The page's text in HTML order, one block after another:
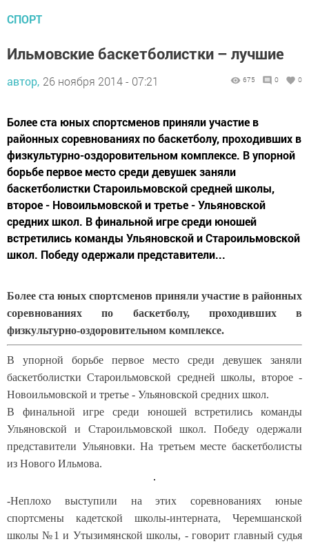
СПОРТ
Ильмовские баскетболистки – лучшие
автор, 26 ноября 2014 - 07:21 675 0 0
Более ста юных спортсменов приняли участие в
районных соревнованиях по баскетболу, проходивших в
физкультурно-оздоровительном комплексе. В упорной
борьбе первое место среди девушек заняли
баскетболистки Староильмовской средней школы,
второе - Новоильмовской и третье - Ульяновской
средних школ. В финальной игре среди юношей
встретились команды Ульяновской и Староильмовской
школ. Победу одержали представители...
Более ста юных спортсменов приняли участие в районных
соревнованиях по баскетболу, проходивших в
физкультурно-оздоровительном комплексе.
В упорной борьбе первое место среди девушек заняли
баскетболистки Староильмовской средней школы, второе -
Новоильмовской и третье - Ульяновской средних школ.
В финальной игре среди юношей встретились команды
Ульяновской и Староильмовской школ. Победу одержали
представители Ульяновки. На третьем месте баскетболисты
из Нового Ильмова.
-Неплохо выступили на этих соревнованиях юные
спортсмены кадетской школы-интерната, Черемшанской
школы №1 и Утызимянской школы, - говорит главный судья